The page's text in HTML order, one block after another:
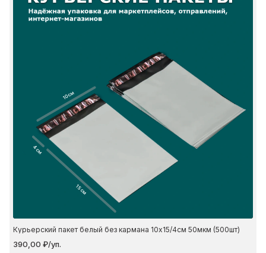
10 см
4 см
15 см
Курьерский пакет белый без кармана 10х15/4см 50мкм (500шт)
390,00 ₽/уп.